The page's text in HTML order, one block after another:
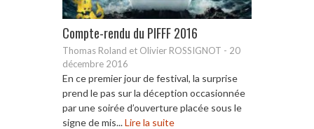
Compte-rendu du PIFFF 2016
Thomas Roland et Olivier ROSSIGNOT - 20
décembre 2016
En ce premier jour de festival, la surprise
prend le pas sur la déception occasionnée
par une soirée d’ouverture placée sous le
signe de mis...Lire la suite